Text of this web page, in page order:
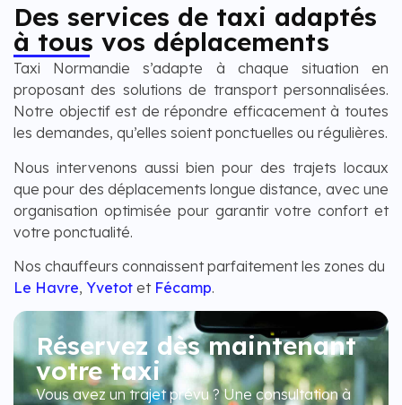
Des services de taxi adaptés
à tous vos déplacements
Taxi Normandie s’adapte à chaque situation en
proposant des solutions de transport personnalisées.
Notre objectif est de répondre efficacement à toutes
les demandes, qu’elles soient ponctuelles ou régulières.
Nous intervenons aussi bien pour des trajets locaux
que pour des déplacements longue distance, avec une
organisation optimisée pour garantir votre confort et
votre ponctualité.
Nos chauffeurs connaissent parfaitement les zones du
Le Havre, Yvetot et Fécamp.
Réservez dès maintenant
votre taxi
Vous avez un trajet prévu ? Une consultation à